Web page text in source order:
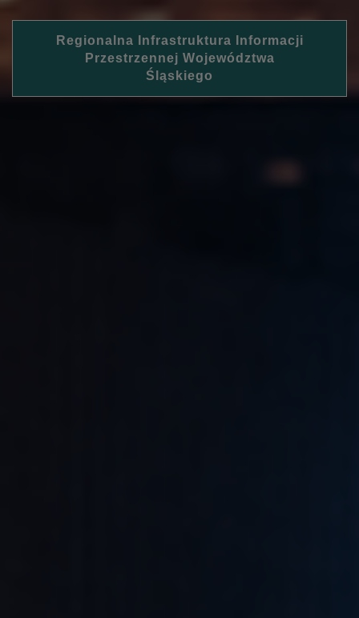
Regionalna Infrastruktura Informacji
Przestrzennej Województwa
Śląskiego